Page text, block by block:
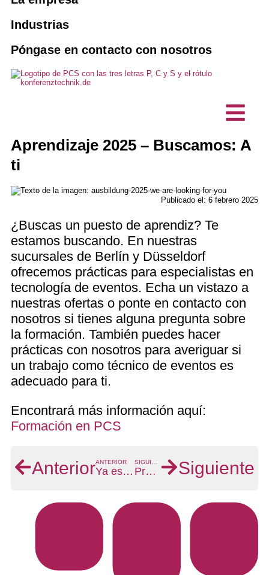
Reservar un intérprete
Mantenimiento y revisión
Soluciones de interpretación con IA
Eventos híbridos
Puestos de interfonía / micrófonos
de sobremesa
10 buenas razones para el PCS
Visión, sostenibilidad
Proyectos, Referencias
Noticias
Industrias
Agencias
Asociaciones y clubes
Oficinas técnicas de planificación
Póngase en contacto con nosotros
Aprendizaje 2025 – Buscamos: A
ti
Publicado el: 6 febrero 2025
¿Buscas un puesto de aprendiz? Te
estamos buscando. En nuestras
sucursales de Berlín y Düsseldorf
ofrecemos prácticas para especialistas en
tecnología de eventos. Echa un vistazo a
nuestras ofertas o ponte en contacto con
nosotros si tienes alguna pregunta sobre
la formación. También puedes hacer
prácticas con nosotros para averiguar si
un trabajo como técnico de eventos es
adecuado para ti.
Encontrará más información aquí:
Formación en PCS
AnteriorANTERIOR
Ya está disponible: nueva gama ampliada de productos audiovisuales de Global Mounts Group Presentación: Vissonic Siguiente